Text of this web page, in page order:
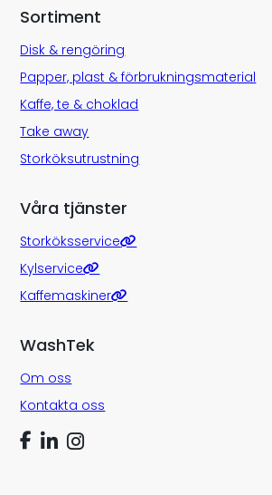
Sortiment
Disk & rengöring
Papper, plast & förbrukningsmaterial
Kaffe, te & choklad
Take away
Storköksutrustning
Våra tjänster
Storköksservice
Kylservice
Kaffemaskiner
WashTek
Om oss
Kontakta oss